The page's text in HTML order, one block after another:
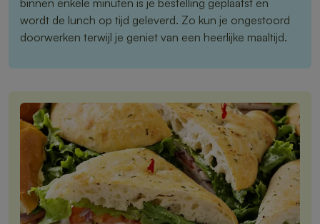
binnen enkele minuten is je bestelling geplaatst en
wordt de lunch op tijd geleverd. Zo kun je ongestoord
doorwerken terwijl je geniet van een heerlijke maaltijd.